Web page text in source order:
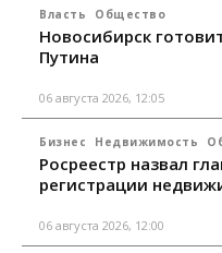
Власть Общество
Новосибирск
Путина
06 августа 2026, 12:05
Бизнес Недвижимость
Росреестр назвал
регистрации
06 августа 2026, 12:00